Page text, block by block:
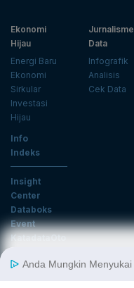
Ekonomi
Hijau
Energi Baru
Ekonomi
Sirkular
Investasi
Hijau
Jurnalisme
Data
Infografik
Analisis
Cek Data
Info
Indeks
Insight
Center
Databoks
Event
KatadataOto